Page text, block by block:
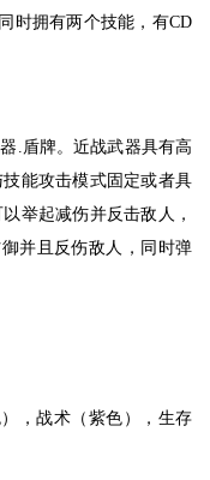
时拥有两个技能，有CD
.盾牌。近战武器具有高
能攻击模式固定或者具
举起减伤并反击敌人，
并且反伤敌人，同时弹
，战术（紫色），生存